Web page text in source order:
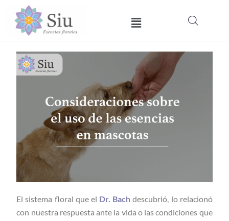
contenido
Menú
El sistema floral que el Dr. Bach descubrió, lo relacionó
con nuestra respuesta ante la vida o las condiciones que